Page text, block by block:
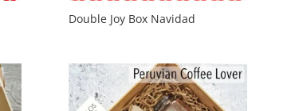
Double Joy Box Navidad